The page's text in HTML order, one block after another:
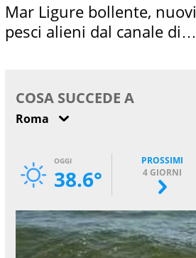
Mar Ligure bollente, nuovi
pesci alieni dal canale di